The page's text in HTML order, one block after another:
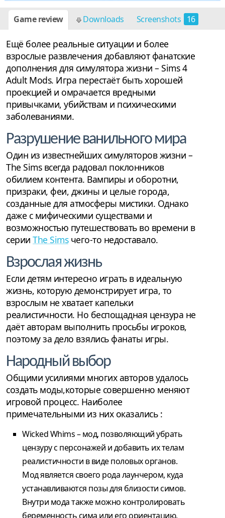
Game review Downloads Screenshots 16
Ещё более реальные ситуации и более
взрослые развлечения добавляют фанатские
дополнения для симулятора жизни – Sims 4
Adult Mods. Игра перестаёт быть хорошей
проекцией и омрачается вредными
привычками, убийствам и психическими
заболеваниями.
Разрушение ванильного мира
Один из известнейших симуляторов жизни –
The Sims всегда радовал поклонников
обилием контента. Вампиры и оборотни,
призраки, феи, джины и целые города,
созданные для атмосферы мистики. Однако
даже с мифическими существами и
возможностью путешествовать во времени в
серии The Simsчего-то недоставало.
Взрослая жизнь
Если детям интересно играть в идеальную
жизнь, которую демонстрирует игра, то
взрослым не хватает капельки
реалистичности. Но беспощадная цензура не
даёт авторам выполнить просьбы игроков,
поэтому за дело взялись фанаты игры.
Народный выбор
Общими усилиями многих авторов удалось
создать моды,которые совершенно меняют
игровой процесс. Наиболее
примечательными из них оказались :
Wicked Whims – мод, позволяющий убрать
цензуру с персонажей и добавить их телам
реалистичности в виде половых органов.
Мод является своего рода лаунчером, куда
устанавливаются позы для близости симов.
Внутри мода также можно контролировать
беременность сима или его ориентацию.